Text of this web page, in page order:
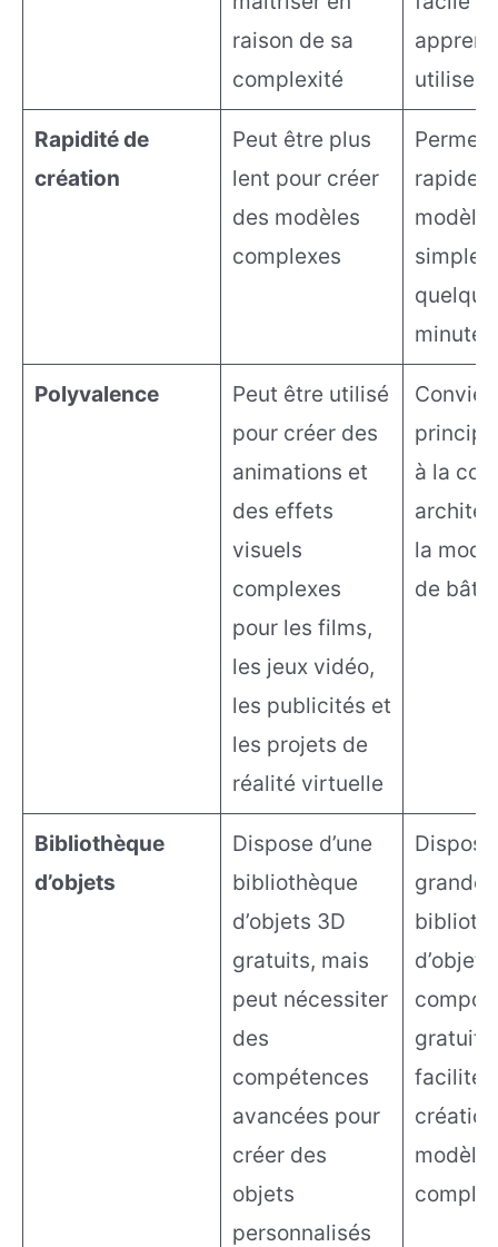
raison de sa
complexité
utiliser
Rapidité de
création
Peut être plus
lent pour créer
des modèles
complexes
Permet
simples
minutes
Polyvalence
Peut être utilisé
pour créer des
animations et
des effets
visuels
complexes
pour les films,
les jeux vidéo,
les publicités et
les projets de
réalité virtuelle
à la
la
de
Bibliothèque
d’objets
Dispose d’une
bibliothèque
d’objets 3D
gratuits, mais
peut nécessiter
des
compétences
avancées pour
créer des
objets
personnalisés
Dispose
grande
gratuits
faciliter